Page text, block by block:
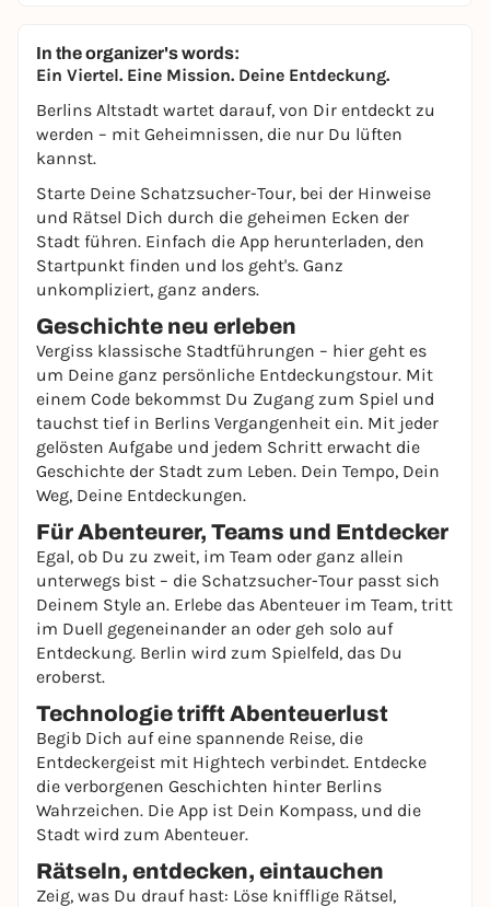
In the organizer's words:
Ein Viertel. Eine Mission. Deine Entdeckung.
Berlins Altstadt wartet darauf, von Dir entdeckt zu
werden – mit Geheimnissen, die nur Du lüften
kannst.
Starte Deine Schatzsucher-Tour, bei der Hinweise
und Rätsel Dich durch die geheimen Ecken der
Stadt führen. Einfach die App herunterladen, den
Startpunkt finden und los geht's. Ganz
unkompliziert, ganz anders.
Geschichte neu erleben
Vergiss klassische Stadtführungen – hier geht es
um Deine ganz persönliche Entdeckungstour. Mit
einem Code bekommst Du Zugang zum Spiel und
tauchst tief in Berlins Vergangenheit ein. Mit jeder
gelösten Aufgabe und jedem Schritt erwacht die
Geschichte der Stadt zum Leben. Dein Tempo, Dein
Weg, Deine Entdeckungen.
Für Abenteurer, Teams und Entdecker
Egal, ob Du zu zweit, im Team oder ganz allein
unterwegs bist – die Schatzsucher-Tour passt sich
Deinem Style an. Erlebe das Abenteuer im Team, tritt
im Duell gegeneinander an oder geh solo auf
Entdeckung. Berlin wird zum Spielfeld, das Du
eroberst.
Technologie trifft Abenteuerlust
Begib Dich auf eine spannende Reise, die
Entdeckergeist mit Hightech verbindet. Entdecke
die verborgenen Geschichten hinter Berlins
Wahrzeichen. Die App ist Dein Kompass, und die
Stadt wird zum Abenteuer.
Rätseln, entdecken, eintauchen
Zeig, was Du drauf hast: Löse knifflige Rätsel,